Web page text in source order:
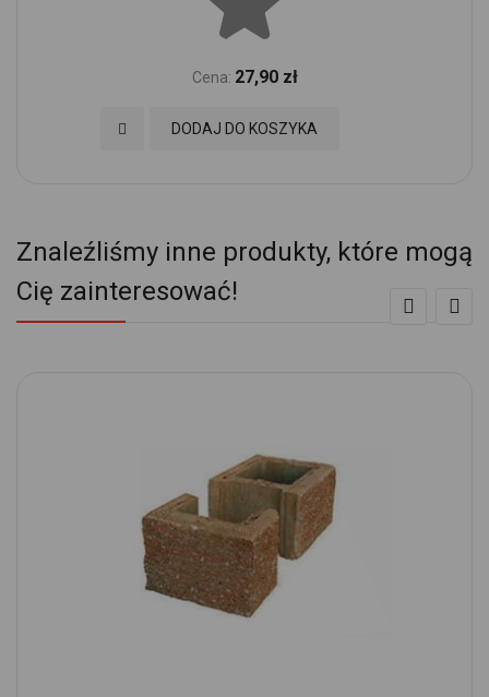
Cena: 27,90 zł
DODAJ DO KOSZYKA
Dodaj do Ulubionych
Znaleźliśmy inne produkty, które mogą
Cię zainteresować!